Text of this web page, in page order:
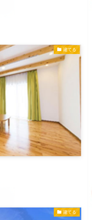
建てる
建てる